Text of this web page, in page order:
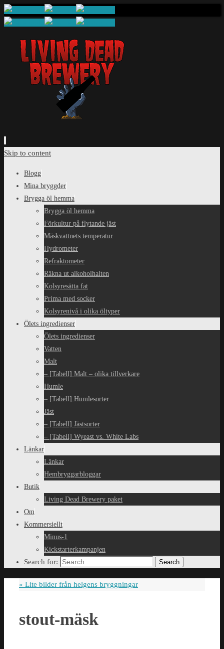
Skip to content
Blogg
Mina bryggder
Brygga öl hemma
Brygga öl hemma
Förkultur på flytande jäst
Mäskvattnets temperatur
Hydrometer
Refraktometer
Räkna ut alkoholhalten
Kolsyresätta fat
Prima med socker
Kolsyrenivå i olika öltyper
Ölets ingredienser
Ölets ingredienser
Vatten
Malt
– [Tabell] Malt – olika tillverkare
Humle
– [Tabell] Humlesorter
Jäst
– [Tabell] Jästsorter
– [Tabell] Wyeast vs. White Labs
Länkar
Länkar
Hembryggarbloggar
Butik
Living Dead Brewery paket
Om
Kommersiellt
Minus-1
Kickstarterkampanjen
Search for: Search
« Lite bilder från helgens bryggningar
stout-mäsk